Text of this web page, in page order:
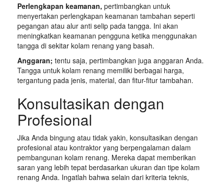
Perlengkapan keamanan, pertimbangkan untuk
menyertakan perlengkapan keamanan tambahan seperti
pegangan atau alur anti selip pada tangga. Ini akan
meningkatkan keamanan pengguna ketika menggunakan
tangga di sekitar kolam renang yang basah.
Anggaran; tentu saja, pertimbangkan juga anggaran Anda.
Tangga untuk kolam renang memiliki berbagai harga,
tergantung pada jenis, material, dan fitur-fitur tambahan.
Konsultasikan dengan
Profesional
Jika Anda bingung atau tidak yakin, konsultasikan dengan
profesional atau kontraktor yang berpengalaman dalam
pembangunan kolam renang. Mereka dapat memberikan
saran yang lebih tepat berdasarkan ukuran dan tipe kolam
renang Anda. Ingatlah bahwa selain dari kriteria teknis,